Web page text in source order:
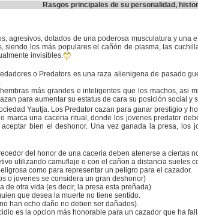
Rasgos principales de su personalidad,
agresivos, dotados de una poderosa musculatura y
siendo los más populares el cañón de plasma, las
invisibles.
o Predators es una raza alienigena de pasado
más grandes e inteligentes que los machos, asi
para aumentar su estatus de cara su posición social y
Yautja. Los Predator cazan para ganar prestigio y
marca una caceria ritual, donde los jovenes predator
bien el deshonor. Una vez ganada la presa, los
del honor de una caceria deben atenerse a ciertas
utilizando camuflaje o con el cañon a distancia sueles
como para representar un peligro para el cazador.
o jovenes se considera un gran deshonor)
de otra vida (es decir, la presa esta preñada)
que desea la muerte no tiene sentido.
han echo daño no deben ser dañados).
es la opcion más honorable para un cazador que ha